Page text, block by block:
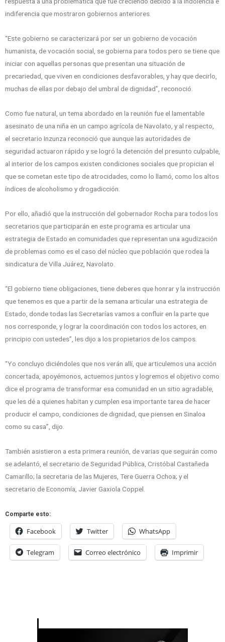
indiferencia que mostraron gobiernos anteriores.
“Este gobierno se caracterizará por ser un gobierno de vocación
humanista, de vocación social, se gobierna para todos pero se tiene que
iniciar con aquellas personas que presentan una situación de
precariedad, que viven en condiciones desfavorables, y hay que decirlo,
muchas de ellas por debajo del umbral de dignidad”, reconoció.
Como fue natural, un tema abordado en la reunión fue el lamentable
asesinato de una niña en un campo agrícola de Navolato, y al respecto,
el secretario Inzunza reconoció que aunque las autoridades de
seguridad actuaron rápido y se logró la detención del presunto culpable,
al interior de los campos existen condiciones sociales que propician el
que se cometan este tipo de atrocidades, como lo llamó, como los altos
índices de alcoholismo y drogadicción.
Por ello, añadió que la instrucción del gobernador Rocha para todos los
secretarios que participarán en este programa es articular una
estrategia de Estado en comunidades que representan una agudización
de problemas como es el caso del núcleo que población que rodea la
sindicatura de Villa Juárez, Navolato.
“El gobierno tiene obligaciones, tiene deberes que honrar y la instrucción
que tenemos es que a partir de la semana articular una estrategia de
Estado, donde todas las Secretarías vamos a confluir en la parte que
nos corresponde, y lograr la coordinación con todos los actores, en
principio con ustedes”, les dijo a los propietarios de los campos.
“Yo concluyo diciéndoles que nos verán allí, que articulemos una acción
concertada, apoyémonos, actuemos juntos y logremos el objetivo como
dice el programa de transformar esa comunidad en un sitio agradable,
que les dé a quienes habitan y cumplen esa importante tarea de hacer
producir el campo, condiciones de dignidad, que piensen en Sinaloa
como su casa”, dijo.
También asistieron a esta primera reunión, de varias que seguirán como
se adelantó, el secretario de Seguridad Pública, Cristóbal Castañeda
Camarillo; la secretaria de las Mujeres, Tere Guerra Ochoa; y el
secretario de Economía, Javier Gaxiola Coppel.
Comparte esto:
Facebook Twitter WhatsApp
Telegram Correo electrónico Imprimir